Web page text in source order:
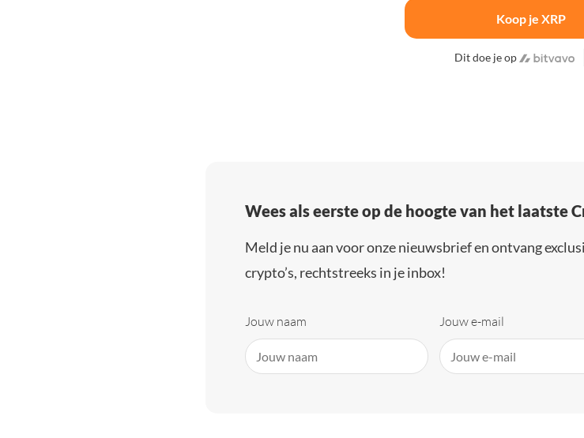
Koop je XRP
Dit doe je op
Wees als eerste op de hoogte van het laatste
Meld je nu aan voor onze nieuwsbrief en ontvang
crypto’s, rechtstreeks in je inbox!
Jouw naam Jouw e-mail